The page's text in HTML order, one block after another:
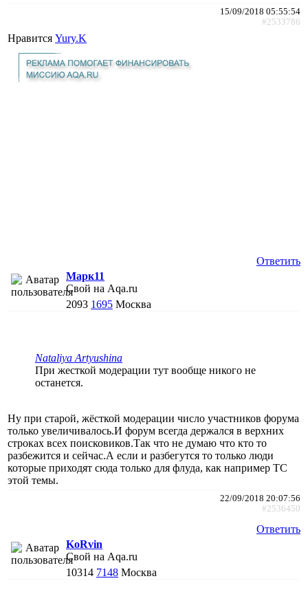
15/09/2018 05:55:54
#2533786
Нравится Yury.K
Ответить
Марк11
Свой на Aqa.ru
2093 1695 Москва
Nataliya Artyushina
При жесткой модерации тут вообще никого не
останется.
Ну при старой, жёсткой модерации число участников форума
только увеличивалось.И форум всегда держался в верхних
строках всех поисковиков.Так что не думаю что кто то
разбежится и сейчас.А если и разбегутся то только люди
которые приходят сюда только для флуда, как например ТС
этой темы.
22/09/2018 20:07:56
#2536450
Ответить
KoRvin
Свой на Aqa.ru
10314 7148 Москва